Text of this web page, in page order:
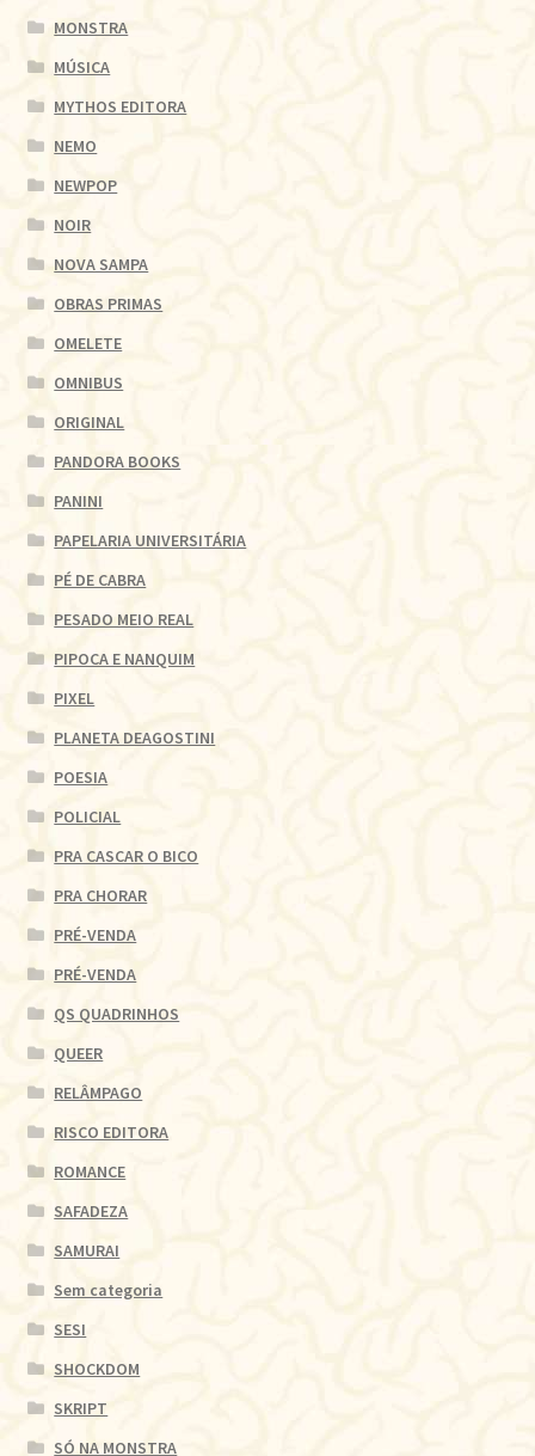
MONSTRA
MÚSICA
MYTHOS EDITORA
NEMO
NEWPOP
NOIR
NOVA SAMPA
OBRAS PRIMAS
OMELETE
OMNIBUS
ORIGINAL
PANDORA BOOKS
PANINI
PAPELARIA UNIVERSITÁRIA
PÉ DE CABRA
PESADO MEIO REAL
PIPOCA E NANQUIM
PIXEL
PLANETA DEAGOSTINI
POESIA
POLICIAL
PRA CASCAR O BICO
PRA CHORAR
PRÉ-VENDA
PRÉ-VENDA
QS QUADRINHOS
QUEER
RELÂMPAGO
RISCO EDITORA
ROMANCE
SAFADEZA
SAMURAI
Sem categoria
SESI
SHOCKDOM
SKRIPT
SÓ NA MONSTRA